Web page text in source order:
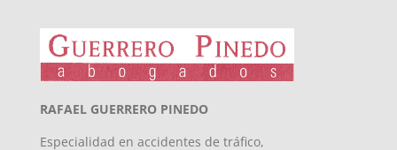
RAFAEL GUERRERO PINEDO
Especialidad en accidentes de tráfico,